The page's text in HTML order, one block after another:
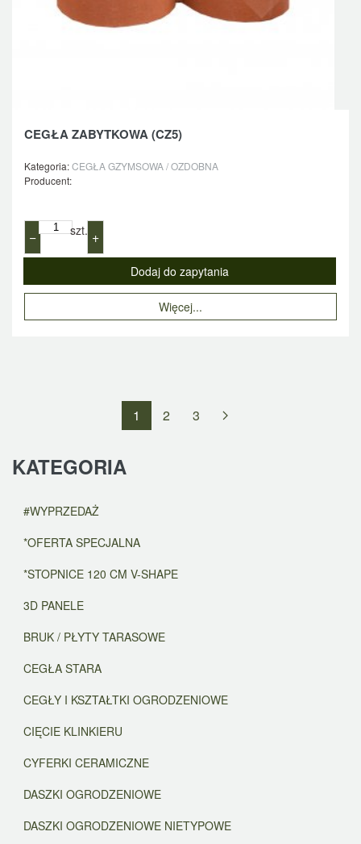
CEGŁA ZABYTKOWA (CZ5)
Kategoria:CEGŁA GZYMSOWA / OZDOBNA
Producent:
− szt. +
Więcej...
1 2 3
KATEGORIA
#WYPRZEDAŻ
*OFERTA SPECJALNA
*STOPNICE 120 CM V-SHAPE
3D PANELE
BRUK / PŁYTY TARASOWE
CEGŁA STARA
CEGŁY I KSZTAŁTKI OGRODZENIOWE
CIĘCIE KLINKIERU
CYFERKI CERAMICZNE
DASZKI OGRODZENIOWE
DASZKI OGRODZENIOWE NIETYPOWE